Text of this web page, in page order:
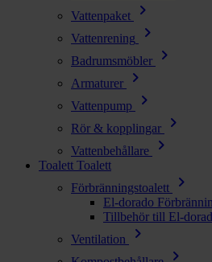
Vattenpaket chevron_right
Vattenrening chevron_right
Badrumsmöbler chevron_right
Armaturer chevron_right
Vattenpump chevron_right
Rör & kopplingar chevron_right
Vattenbehållare chevron_right
Toalett Toalett
Förbränningstoalett
chevron_right
El-dorado
Tillbehör till El-
Ventilation
chevron_right
chevron_right